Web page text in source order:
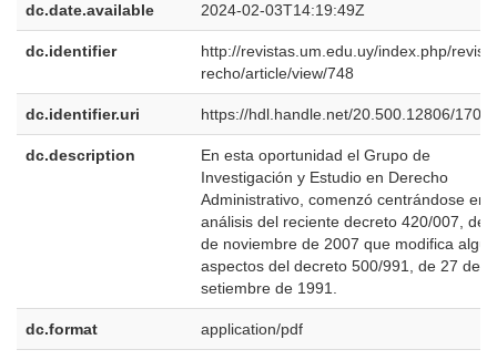
dc.date.available 2024-02-03T14:19:49Z
dc.identifier
http://revistas.um.edu.uy/index.php/
recho/article/view/748
dc.identifier.uri https://hdl.handle.net/20.500.12806/1707
dc.description
En esta oportunidad el Grupo de
Investigación y Estudio en Derecho
Administrativo, comenzó centrándose en
análisis del reciente decreto 420/007, de
de noviembre de 2007 que modifica
aspectos del decreto 500/991, de 27 de
setiembre de 1991.
dc.format application/pdf